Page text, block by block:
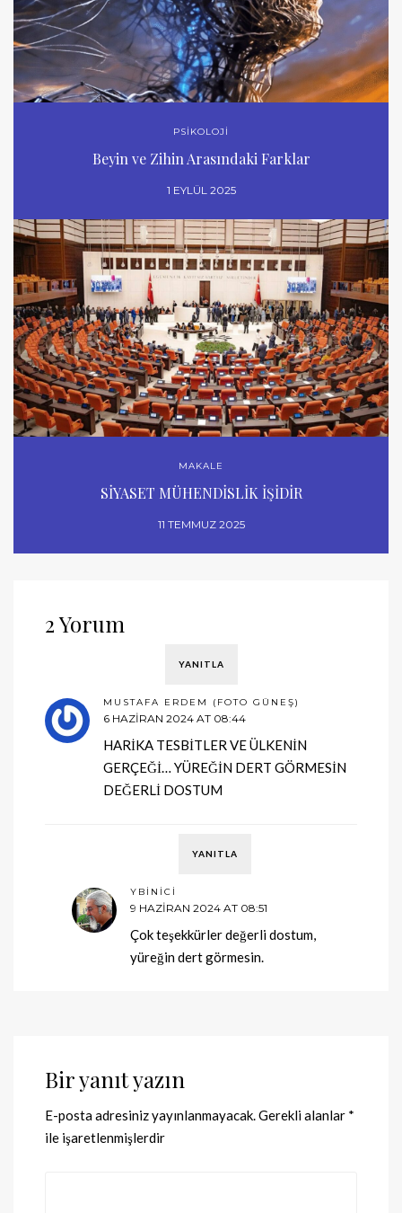
PSİKOLOJİ
Beyin ve Zihin Arasındaki Farklar
1 EYLÜL 2025
MAKALE
SİYASET MÜHENDİSLİK İŞİDİR
11 TEMMUZ 2025
2 Yorum
YANITLA
MUSTAFA ERDEM (FOTO GÜNEŞ)
6 HAZIRAN 2024 AT 08:44
HARİKA TESBİTLER VE ÜLKENİN
GERÇEĞİ… YÜREĞİN DERT GÖRMESİN
DEĞERLİ DOSTUM
YANITLA
YBINICI
9 HAZIRAN 2024 AT 08:51
Çok teşekkürler değerli dostum,
yüreğin dert görmesin.
Bir yanıt yazın
E-posta adresiniz yayınlanmayacak.Gerekli alanlar *
ile işaretlenmişlerdir